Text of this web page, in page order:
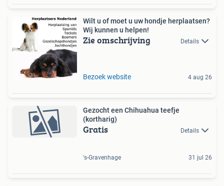
Wilt u of moet u uw hondje herplaatsen?
Wij kunnen u helpen!
Zie omschrijving Details
Bezoek website 4 aug 26
Gezocht een Chihuahua teefje
(kortharig)
Gratis Details
's-Gravenhage 31 jul 26